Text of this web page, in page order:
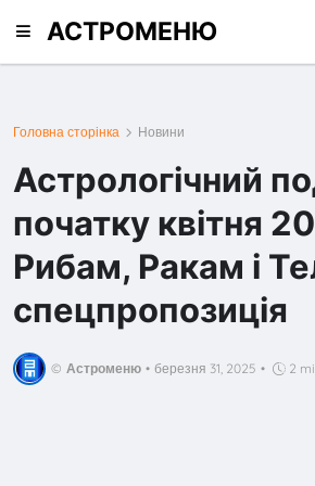
АСТРОМЕНЮ
Головна сторінка Новини
Астрологічний
початку квітня
Рибам, Ракам і
спецпропозиція
© Астроменю • березня 31, 2025 • 2